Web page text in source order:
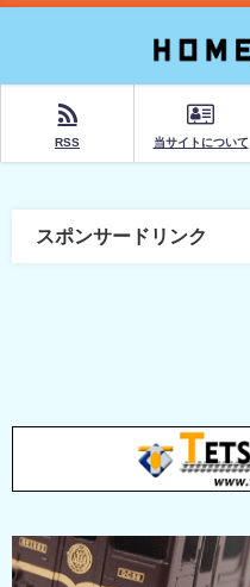
RSS 当サイトについて
スポンサードリンク